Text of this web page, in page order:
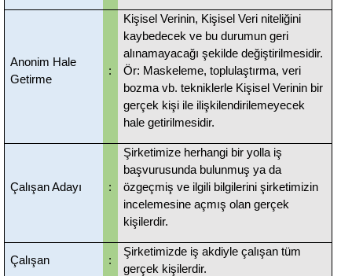
Anonim Hale
Getirme
:
Kişisel Verinin, Kişisel Veri niteliğini
kaybedecek ve bu durumun geri
alınamayacağı şekilde değiştirilmesidir.
Ör: Maskeleme, toplulaştırma, veri
bozma vb. tekniklerle Kişisel Verinin bir
gerçek kişi ile ilişkilendirilemeyecek
hale getirilmesidir.
Çalışan Adayı :
Şirketimize herhangi bir yolla iş
başvurusunda bulunmuş ya da
özgeçmiş ve ilgili bilgilerini şirketimizin
incelemesine açmış olan gerçek
kişilerdir.
Çalışan :
Şirketimizde iş akdiyle çalışan tüm
gerçek kişilerdir.